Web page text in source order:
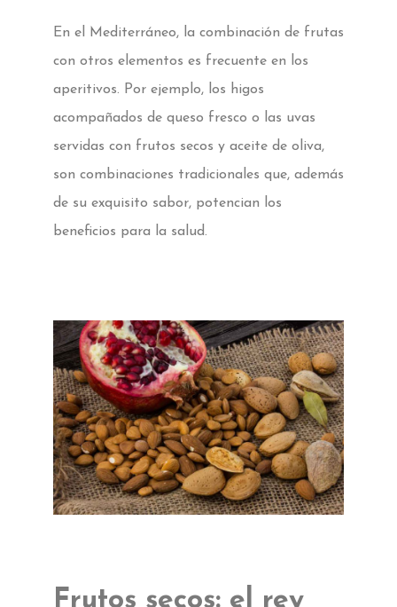
En el Mediterráneo, la combinación de frutas
con otros elementos es frecuente en los
aperitivos. Por ejemplo, los higos
acompañados de queso fresco o las uvas
servidas con frutos secos y aceite de oliva,
son combinaciones tradicionales que, además
de su exquisito sabor, potencian los
beneficios para la salud.
Frutos secos: el rey